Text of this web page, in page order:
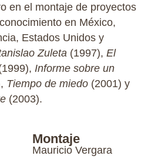
en el montaje de proyectos
en México,
Estados Unidos y
Zuleta (1997), El
Informe sobre un
Tiempo de miedo (2001) y
(2003).
Montaje
Mauricio Vergara